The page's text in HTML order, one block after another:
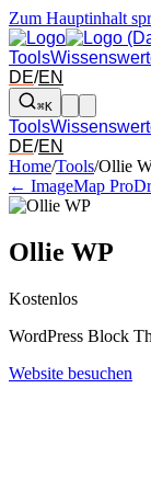
Zum Hauptinhalt
Tools
DE/EN
⌘K
Tools
DE/EN
Pfeil links und
Home/Tools/Ollie
← ImageMap Pro
Ollie WP
Kostenlos
WordPress Block
Website besuchen